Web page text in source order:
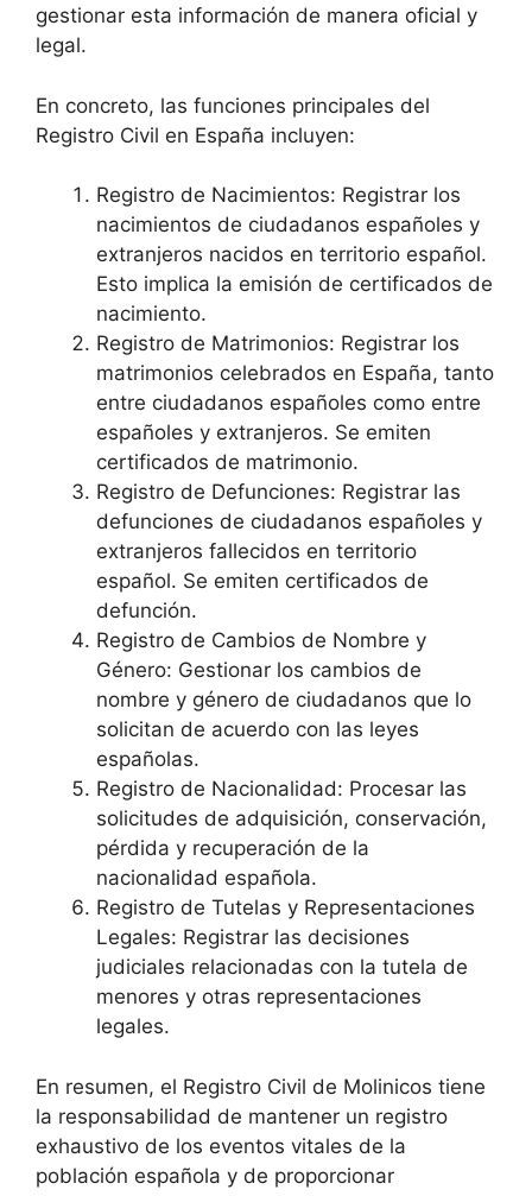
gestionar esta información de manera oficial y
legal.
En concreto, las funciones principales del
Registro Civil en España incluyen:
Registro de Nacimientos: Registrar los
nacimientos de ciudadanos españoles y
extranjeros nacidos en territorio español.
Esto implica la emisión de certificados de
nacimiento.
Registro de Matrimonios: Registrar los
matrimonios celebrados en España, tanto
entre ciudadanos españoles como entre
españoles y extranjeros. Se emiten
certificados de matrimonio.
Registro de Defunciones: Registrar las
defunciones de ciudadanos españoles y
extranjeros fallecidos en territorio
español. Se emiten certificados de
defunción.
Registro de Cambios de Nombre y
Género: Gestionar los cambios de
nombre y género de ciudadanos que lo
solicitan de acuerdo con las leyes
españolas.
Registro de Nacionalidad: Procesar las
solicitudes de adquisición, conservación,
pérdida y recuperación de la
nacionalidad española.
Registro de Tutelas y Representaciones
Legales: Registrar las decisiones
judiciales relacionadas con la tutela de
menores y otras representaciones
legales.
En resumen, el Registro Civil de Molinicos tiene
la responsabilidad de mantener un registro
exhaustivo de los eventos vitales de la
población española y de proporcionar